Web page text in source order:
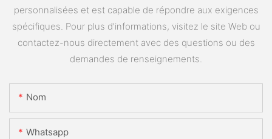
personnalisées et est capable de répondre aux exigences
spécifiques. Pour plus d'informations, visitez le site Web ou
contactez-nous directement avec des questions ou des
demandes de renseignements.
Nom
Whatsapp